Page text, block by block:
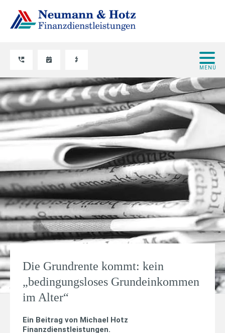
Die Grundrente kommt: kein
„bedingungsloses Grundeinkommen
im Alter“
Ein Beitrag von Michael Hotz
Finanzdienstleistungen.